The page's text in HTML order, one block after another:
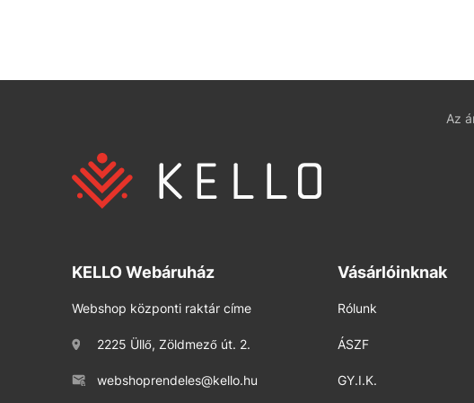
Az
KELLO Webáruház
Webshop központi raktár címe
2225 Üllő, Zöldmező út. 2.
webshoprendeles@kello.hu
Vásárlóinknak
Rólunk
ÁSZF
GY.I.K.